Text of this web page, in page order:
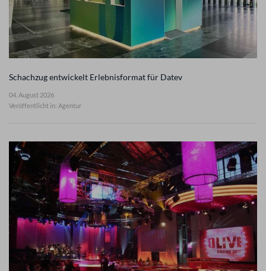
Schachzug entwickelt Erlebnisformat für Datev
04. August 2026
Veröffentlicht in: Agentur